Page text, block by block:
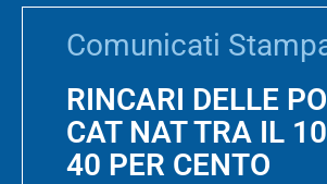
Comunicati
RINCARI DELLE
CAT NAT TRA IL
40 PER CENTO